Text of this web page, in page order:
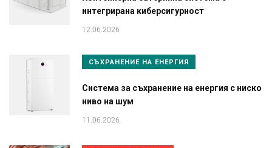
интегрирана киберсигурност
12.06.2026
СЪХРАНЕНИЕ НА ЕНЕРГИЯ
Система за съхранение на енергия с ниско
ниво на шум
11.06.2026